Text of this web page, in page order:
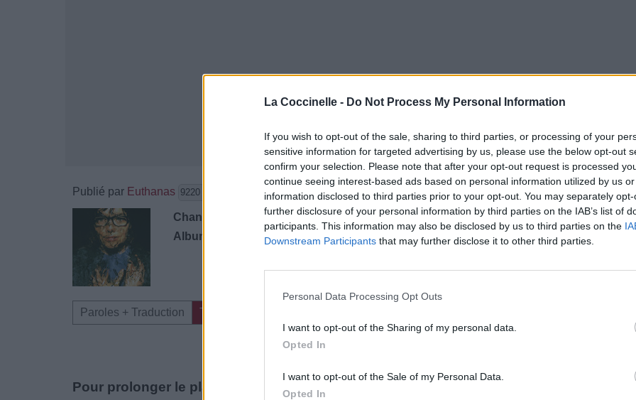
La Coccinelle - Do Not Process My Personal Information
If you wish to opt-out of the sale, sharing to third parties, or processing of your
sensitive information for targeted advertising by us, please use the below opt-out
confirm your selection. Please note that after your opt-out request is processed
continue seeing interest-based ads based on personal information utilized by us
information disclosed to third parties prior to your opt-out. You may separately
further disclosure of your personal information by third parties on the IAB’s list of
participants. This information may also be disclosed by us to third parties on the
Downstream Participants that may further disclose it to other third parties.
Personal Data Processing Opt Outs
I want to opt-out of the Sharing of my personal data.
Opted In
I want to opt-out of the Sale of my Personal Data.
Opted In
Publié par Euthanas 9220 le 14 novembre 2004 à 20h55.
Chanteurs :
Björk
Albums :
Selmasongs - Dancer In The Dark [BO]
Paroles + Traduction Téléchargement
Pour prolonger le plaisir musical :